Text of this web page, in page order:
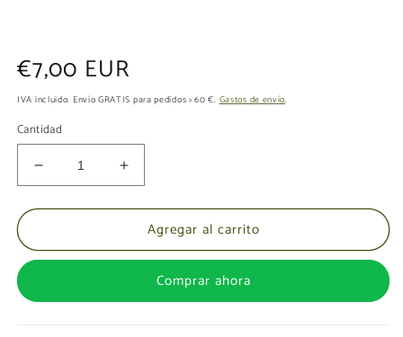
Precio
habitual
€7,00 EUR
IVA incluido. Envío GRATIS para pedidos > 60 €. Gastos de envío.
Cantidad
Reducir
cantidad
para
REGALO
Aumentar
cantidad
para
Caja
REGALO
Agregar al carrito
Comprar ahora